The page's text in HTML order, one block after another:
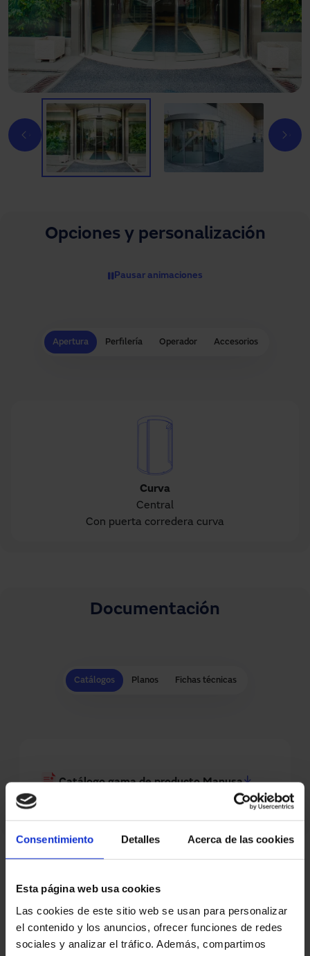
Consentimiento Detalles Acerca de las cookies
Esta página web usa cookies
Las cookies de este sitio web se usan para personalizar
el contenido y los anuncios, ofrecer funciones de redes
sociales y analizar el tráfico. Además, compartimos
Opciones y personalización
Pausar animaciones
Apertura Perfilería Operador Accesorios
Curva
Central
Con puerta corredera curva
Documentación
Catálogos Planos Fichas técnicas
Catálogo gama de producto Manusa
Preguntas frecuentes sobre
puertas automáticas correderas
curvas o semicirculares